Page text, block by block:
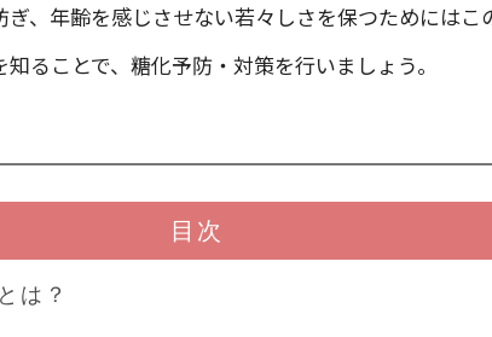
ぎ、年齢を感じさせない若々しさを保つためには
ることで、糖化予防・対策を行いましょう。
目次
は？